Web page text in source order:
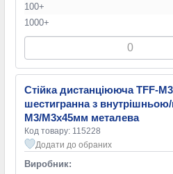
100+
1000+
Стійка дистанціююча TFF-
шестигранна з
M3/M3х45мм металева
Код товару: 115228
Додати до обраних
Виробник: